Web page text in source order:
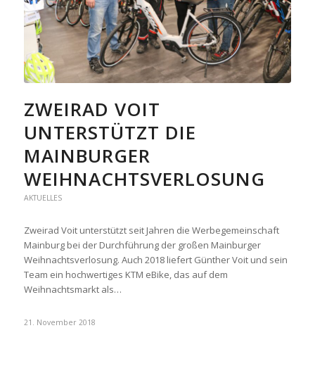
ZWEIRAD VOIT
UNTERSTÜTZT DIE
MAINBURGER
WEIHNACHTSVERLOSUNG
AKTUELLES
Zweirad Voit unterstützt seit Jahren die Werbegemeinschaft
Mainburg bei der Durchführung der großen Mainburger
Weihnachtsverlosung. Auch 2018 liefert Günther Voit und sein
Team ein hochwertiges KTM eBike, das auf dem
Weihnachtsmarkt als…
21. November 2018